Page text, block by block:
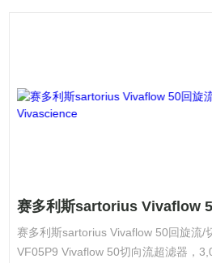
赛多利斯sartorius Vivaflow 50回旋流/
VF05P9 Vivaflow 50切向流超滤器，